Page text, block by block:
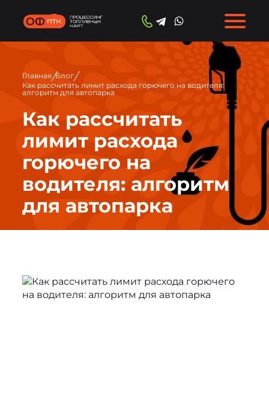
Главная/Блог/
Как рассчитать лимит расхода горючего на водителя:
алгоритм для автопарка
Как рассчитать
лимит расхода
горючего на
водителя: алгоритм
для автопарка